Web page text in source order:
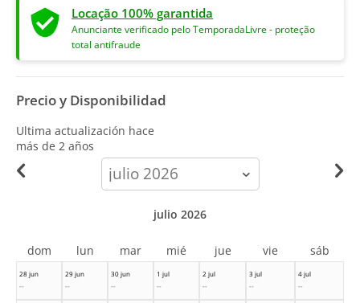
Locação 100% garantida
Anunciante verificado pelo TemporadaLivre - proteção
total antifraude
Precio y Disponibilidad
Ultima actualización hace
más de 2 años
calendar-
month
28 jun
--
29 jun
--
30 jun
--
1 jul
--
2 jul
--
3 jul
--
4 jul
--
julio 2026
dom lun mar mié jue vie sáb